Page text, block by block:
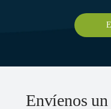
Envíenos